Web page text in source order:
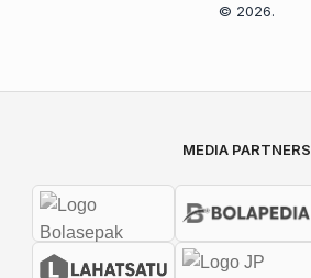
© 2026.
MEDIA PARTNERS